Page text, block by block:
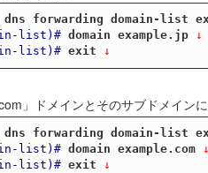
forwarding domain-list
list)# domain example.jp ↓
list)# exit ↓
」ドメインとそのサブドメイン
forwarding domain-list
list)# domain example.com
list)# exit ↓